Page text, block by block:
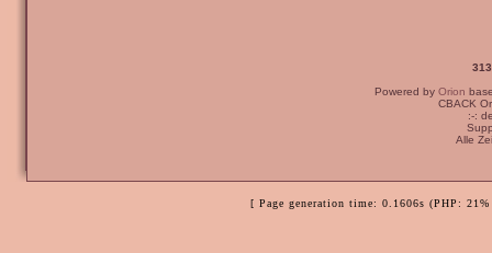
Powered by Orion
CBACK
:-:
Alle
[ Page generation time: 0.1606s (PHP: